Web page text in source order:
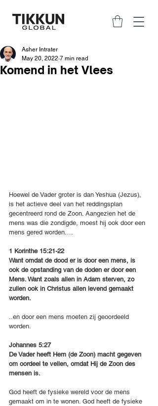
Komend in het Vlees
Asher Intrater
May 20, 2022 7 min read
Hoewel de Vader groter is dan Yeshua (Jezus),
is het actieve deel van het reddingsplan
gecentreerd rond de Zoon. Aangezien het de
mens was die zondigde, moest hij ook door een
mens gered worden….
1 Korinthe 15:21-22
Want omdat de dood er is door een mens, is
ook de opstanding van de doden er door een
Mens. Want zoals allen in Adam sterven, zo
zullen ook in Christus allen levend gemaakt
worden.
..en door een mens moeten zij geoordeeld
worden.
Johannes 5:27
De Vader heeft Hem (de Zoon) macht gegeven
om oordeel te vellen, omdat Hij de Zoon des
mensen is.
God heeft de fysieke wereld voor de mens
gemaakt om in te wonen. God heeft de fysieke